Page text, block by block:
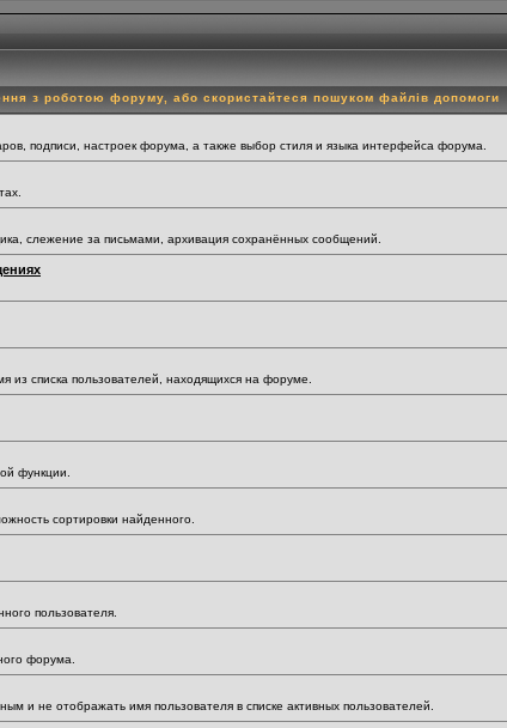
з роботою форуму, або скористайтеся пошуком файлів допомоги
подписи, настроек форума, а также выбор стиля и языка интерфейса форума.
слежение за письмами, архивация сохранённых сообщений.
из списка пользователей, находящихся на форуме.
функции.
сортировки найденного.
пользователя.
форума.
и не отображать имя пользователя в списке активных пользователей.